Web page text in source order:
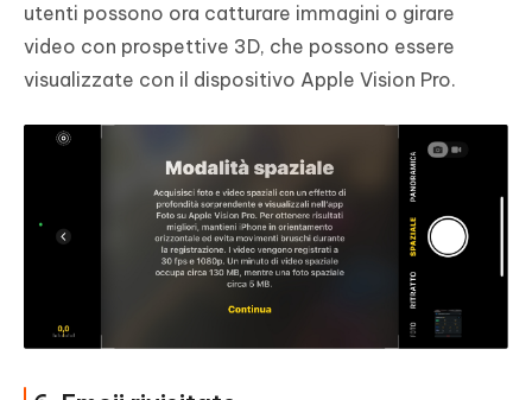
utenti possono ora catturare immagini o girare
video con prospettive 3D, che possono essere
visualizzate con il dispositivo Apple Vision Pro.